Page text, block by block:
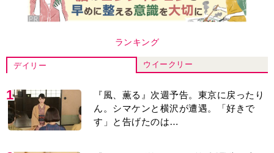
井上祐貴「選択できるなら大変なほうを
る』では横沢役
5
『Tシャツが乾くまで』“ちょっと残念な
男”をフォローするしっかり者。樹生の妹
を演じるのは、齋藤飛鳥さん＜キャスト